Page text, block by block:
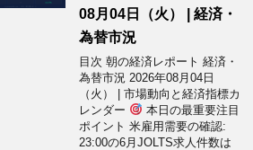
08月04日（火） | 経済・
為替市況
目次 朝の経済レポート 経済・
為替市況 2026年08月04日
（火） | 市場動向と経済指標カ
レンダー
本日の最重要注目
ポイント 米雇用需要の確認:
23:00の6月JOLTS求人件数は